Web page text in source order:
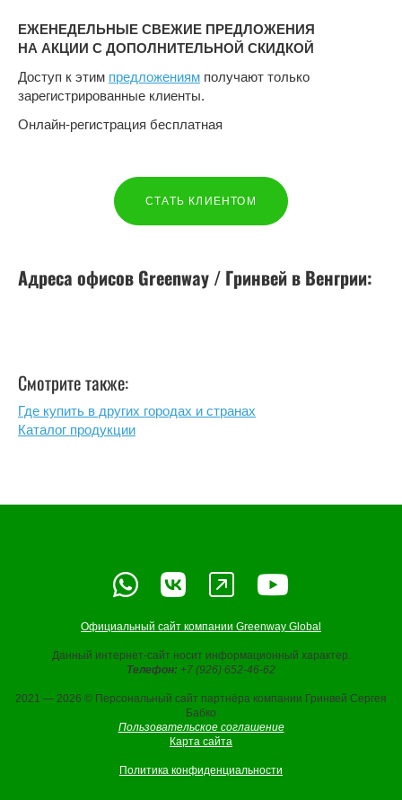
ЕЖЕНЕДЕЛЬНЫЕ СВЕЖИЕ ПРЕДЛОЖЕНИЯ
НА АКЦИИ С ДОПОЛНИТЕЛЬНОЙ СКИДКОЙ
Доступ к этим предложениям получают только
зарегистрированные клиенты.
Онлайн-регистрация бесплатная
СТАТЬ КЛИЕНТОМ
Адреса офисов Greenway / Гринвей в Венгрии:
Смотрите также:
Где купить в других городах и странах
Каталог продукции
Официальный сайт компании Greenway Global
Данный интернет-сайт носит информационный характер.
Телефон: +7 (926) 652-46-62
2021 — 2026 © Персональный сайт партнёра компании Гринвей Сергея
Бабко
Пользовательское соглашение
Карта сайта
Политика конфиденциальности